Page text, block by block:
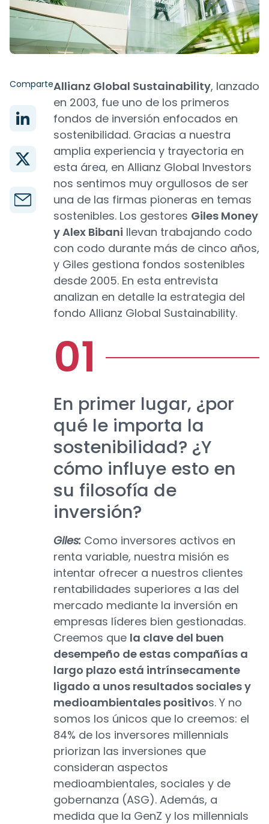
ComparteAllianz Global Sustainability, lanzado
en 2003, fue uno de los primeros
fondos de inversión enfocados en
sostenibilidad. Gracias a nuestra
amplia experiencia y trayectoria en
esta área, en Allianz Global Investors
nos sentimos muy orgullosos de ser
una de las firmas pioneras en temas
sostenibles. Los gestores Giles Money
y Alex Bibani llevan trabajando codo
con codo durante más de cinco años,
y Giles gestiona fondos sostenibles
desde 2005. En esta entrevista
analizan en detalle la estrategia del
fondo Allianz Global Sustainability.
En primer lugar, ¿por
qué le importa la
sostenibilidad? ¿Y
cómo influye esto en
su filosofía de
inversión?
Giles: Como inversores activos en
renta variable, nuestra misión es
intentar ofrecer a nuestros clientes
rentabilidades superiores a las del
mercado mediante la inversión en
empresas líderes bien gestionadas.
Creemos que la clave del buen
desempeño de estas compañías a
largo plazo está intrínsecamente
ligado a unos resultados sociales y
medioambientales positivos. Y no
somos los únicos que lo creemos: el
84% de los inversores millennials
priorizan las inversiones que
consideran aspectos
medioambientales, sociales y de
gobernanza (ASG). Además, a
medida que la GenZ y los millennials